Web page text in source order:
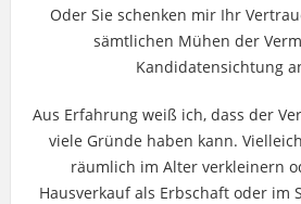
Oder Sie schenken mir Ihr
sämtlichen Mühen der
Kandidatensichtung
Aus Erfahrung weiß ich, dass der
viele Gründe haben kann.
räumlich im Alter verkleinern
Hausverkauf als Erbschaft oder im